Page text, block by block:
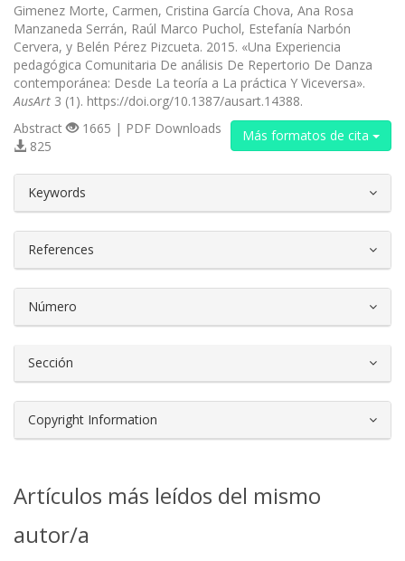
Gimenez Morte, Carmen, Cristina García Chova, Ana Rosa
Manzaneda Serrán, Raúl Marco Puchol, Estefanía Narbón
Cervera, y Belén Pérez Pizcueta. 2015. «Una Experiencia
pedagógica Comunitaria De análisis De Repertorio De Danza
contemporánea: Desde La teoría a La práctica Y Viceversa».
AusArt 3 (1). https://doi.org/10.1387/ausart.14388.
Más formatos de cita
Abstract
1665 | PDF Downloads
825
Keywords
References
Número
Sección
Copyright Information
Artículos más leídos del mismo
autor/a